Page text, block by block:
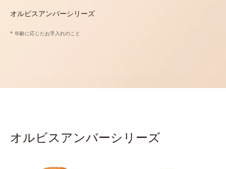
オルビスアンバーシリーズ
* 年齢に応じたお手入れのこと
オルビスアンバーシリーズ